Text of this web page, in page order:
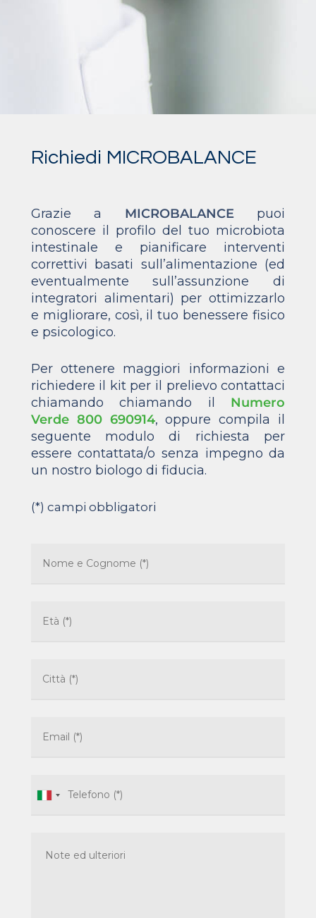
Richiedi MICROBALANCE
Grazie a MICROBALANCEpuoi
conoscere il profilo del tuo microbiota
intestinale e pianificare interventi
correttivi basati sull’alimentazione (ed
eventualmente sull’assunzione di
integratori alimentari) per ottimizzarlo
e migliorare, così, il tuo benessere fisico
e psicologico.
Per ottenere maggiori informazioni e
richiedere il kit per il prelievo contattaci
chiamando chiamando il Numero
Verde 800 690914, oppure compila il
seguente modulo di richiesta per
essere contattata/o senza impegno da
un nostro biologo di fiducia.
(*) campi obbligatori